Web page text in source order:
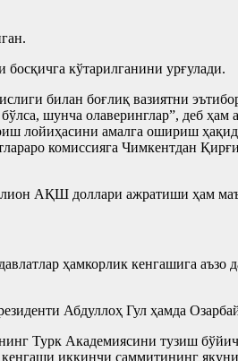
босқичга кўтарилганини урғулади.
билан боғлиқ вазиятни
шунча олаверинглар”, деб
лойиҳасини амалга ошириш
комиссияга Чимкентдан
АҚШ доллари ажратиши ҳам
ҳамкорлик кенгашига
Абдуллоҳ Гул ҳамда
Турк Академиясини тузиш
иккинчи саммитининг